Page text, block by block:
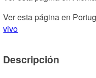
Ver esta página en
vivo
Descripción